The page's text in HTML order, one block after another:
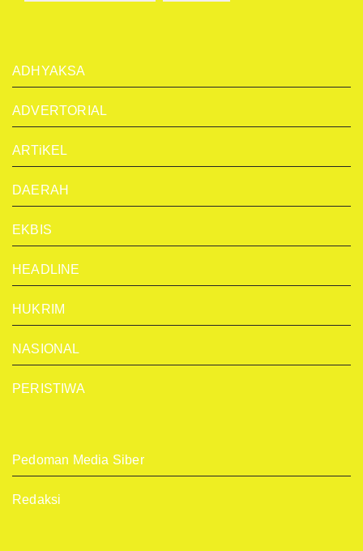
ADHYAKSA
ADVERTORIAL
ARTiKEL
DAERAH
EKBIS
HEADLINE
HUKRIM
NASIONAL
PERISTIWA
Pedoman Media Siber
Redaksi